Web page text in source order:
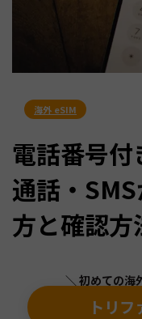
海外 eSIM
電話番号
通話・
方と確認方
＼ 初めての海
トリ